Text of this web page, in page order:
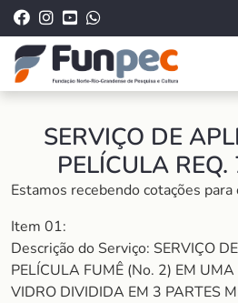
SERVIÇO DE
PELÍCULA
Estamos recebendo cotações
Item 01:
Descrição do Serviço: SERVIÇO
PELÍCULA FUMÊ (No. 2) EM
VIDRO DIVIDIDA EM 3 PARTES